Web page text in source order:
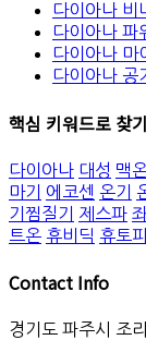
다이아나 비
다이아나 파
다이아나 마
다이아나
핵심 키워드로 찾기
다이아나 대성 맥
마기
에코센 온기
기찜질기
제스파
트온 휴비딕 휴토
Contact Info
경기도 파주시 조